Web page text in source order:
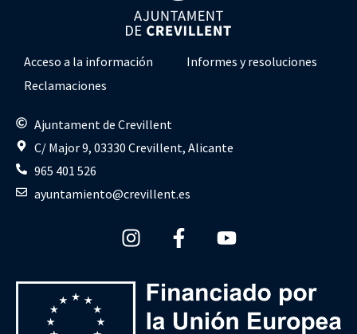
Acceso a la información
Informes y resoluciones
Reclamaciones
Ajuntament de Crevillent
C/ Major 9, 03330 Crevillent, Alicante
965 401 526
ayuntamiento@crevillent.es